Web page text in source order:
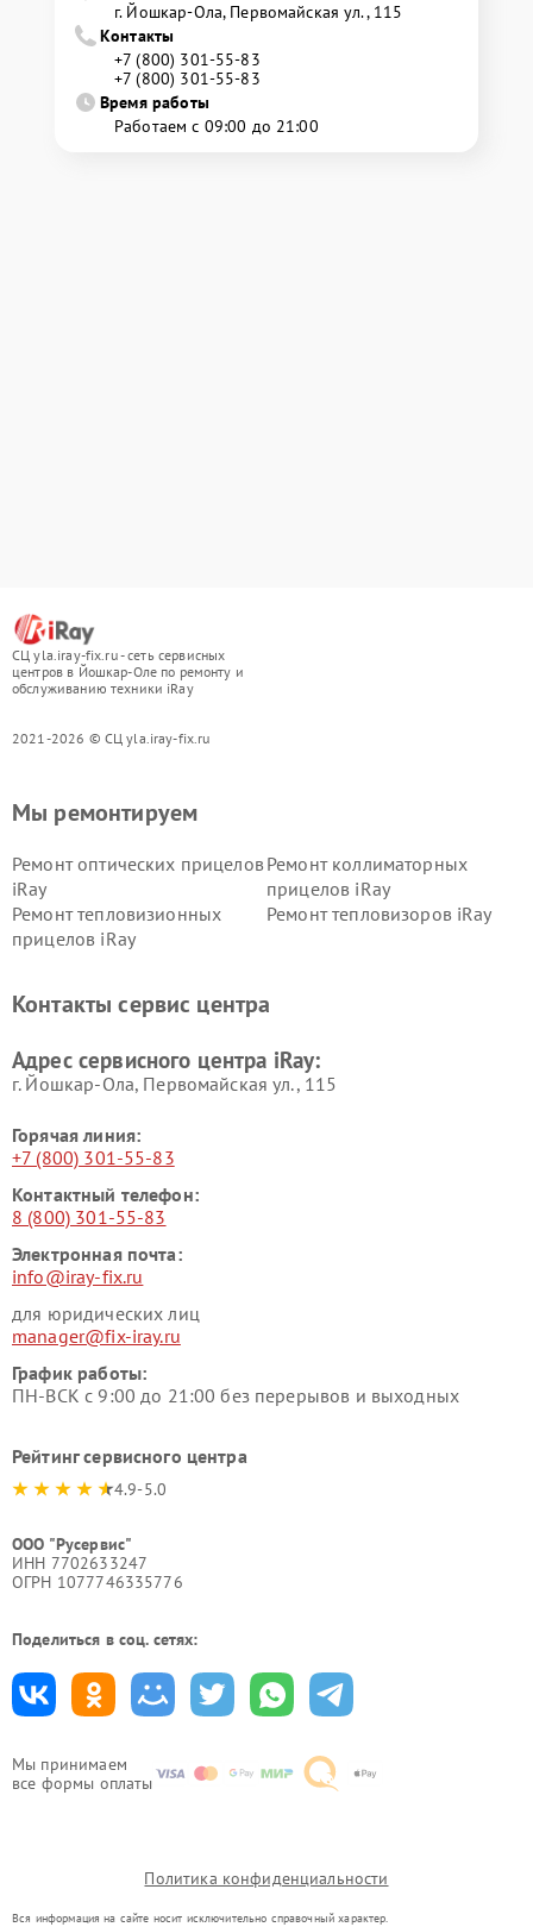
г. Йошкар-Ола, Первомайская ул., 115
Контакты
+7 (800) 301-55-83
+7 (800) 301-55-83
Время работы
Работаем с 09:00 до 21:00
СЦ yla.iray-fix.ru - сеть сервисных
центров в Йошкар-Оле по ремонту и
обслуживанию техники iRay
2021-2026 © СЦ yla.iray-fix.ru
Мы принимаем
все формы оплаты
Мы ремонтируем
Ремонт оптических прицелов
iRay
Ремонт коллиматорных
прицелов iRay
Ремонт тепловизионных
прицелов iRay
Ремонт тепловизоров iRay
Контакты сервис центра
Адрес сервисного центра iRay:
г. Йошкар-Ола, Первомайская ул., 115
Горячая линия:
+7 (800) 301-55-83
Контактный телефон:
8 (800) 301-55-83
Электронная почта:
info@iray-fix.ru
для юридических лиц
manager@fix-iray.ru
График работы:
ПН-ВСК с 9:00 до 21:00 без перерывов и выходных
Рейтинг сервисного центра
4.9-5.0
ООО "Русервис"
ИНН 7702633247
ОГРН 1077746335776
Поделиться в соц. сетях:
Политика конфиденциальности
Вся информация на сайте носит исключительно справочный характер.